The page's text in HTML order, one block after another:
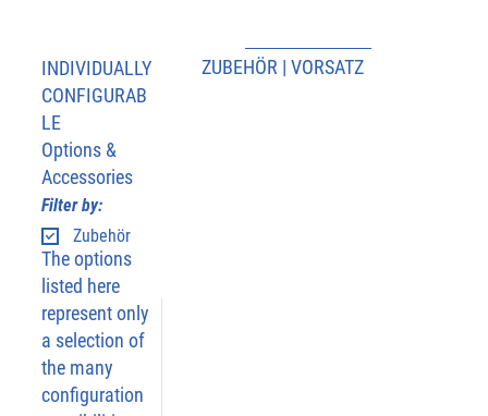
ZUBEHÖR | VORSATZ
INDIVIDUALLY
CONFIGURAB
LE
Options &
Accessories
The options
listed here
represent only
a selection of
the many
configuration
Filter by:
Zubehör